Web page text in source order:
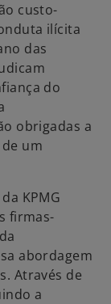
custo-
ilícita
das
do
obrigadas a
um
KPMG
firmas-
abordagem
Através de
a